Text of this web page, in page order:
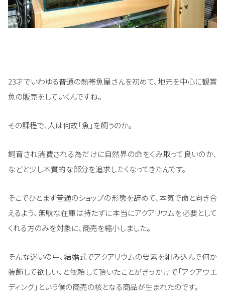
23才でいわゆる普通の熱帯魚屋さんを初めて、地元を中心に観賞
魚の販売をしていくんですね。
その課程で、人は何故「魚」を飼うのか。
飼育され消費される為だけに自然界の命をくみ取って良いのか、
などと少し本質的な部分を追求したくなってきたんです。
そこでひとまず普通のショップの形態を辞めて、本気で命と向き合
えるよう、無駄な在庫は持たずに本当にアクアリウムを必要として
くれる方のみを対象に、商売を縮小しました。
そんな迷いの中、結婚式でアクアリウムの要素を組み込んで何か
装飾して欲しい、と依頼して頂いたことがきっかけで「アクアウエ
ディング」という僕の商売の核となる商品が生まれたのです。